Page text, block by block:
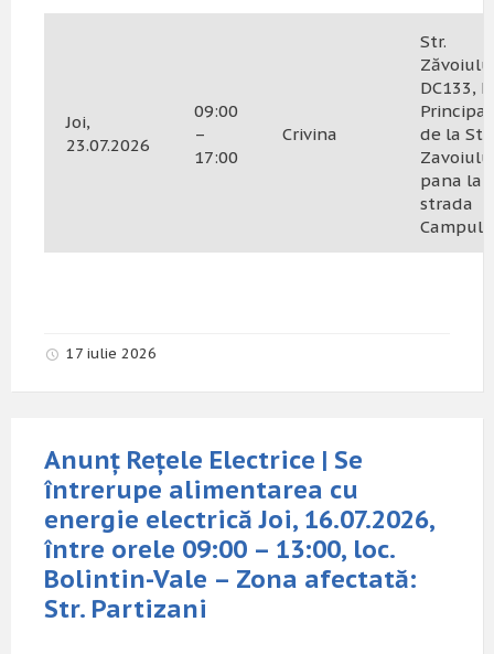
Joi,
23.07.2026
09:00
–
17:00
Crivina
Str.
DC133,
de la Str
pana la
strada
17 iulie 2026
Anunț Rețele Electrice | Se
întrerupe alimentarea cu
energie electrică Joi, 16.07.2026,
între orele 09:00 – 13:00, loc.
Bolintin-Vale – Zona afectată:
Str. Partizani